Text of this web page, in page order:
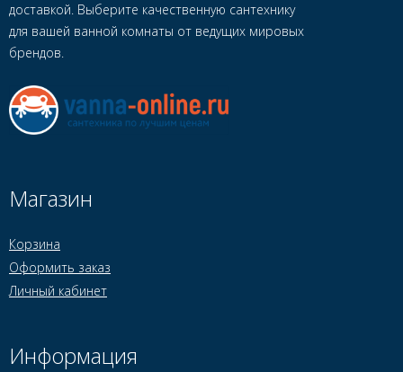
доставкой. Выберите качественную сантехнику
для вашей ванной комнаты от ведущих мировых
брендов.
Магазин
Корзина
Оформить заказ
Личный кабинет
Информация